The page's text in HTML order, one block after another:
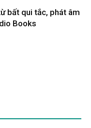
bất qui tắc, phát âm
Books